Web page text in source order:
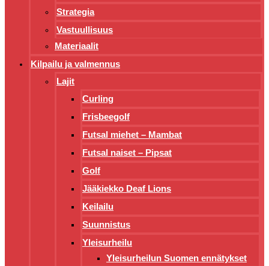
Strategia
Vastuullisuus
Materiaalit
Kilpailu ja valmennus
Lajit
Curling
Frisbeegolf
Futsal miehet – Mambat
Futsal naiset – Pipsat
Golf
Jääkiekko Deaf Lions
Keilailu
Suunnistus
Yleisurheilu
Yleisurheilun Suomen ennätykset